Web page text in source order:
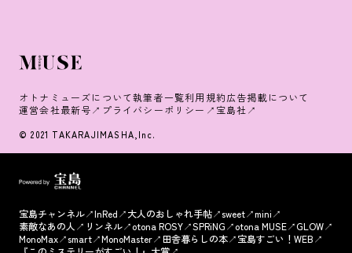
オトナミューズについて執筆者一覧利用規約広告掲載について
運営会社最新号 プライバシーポリシー 宝島社
© 2021 TAKARAJIMASHA,Inc.
宝島チャンネル InRed 大人のおしゃれ手帖 sweet
mini
素敵なあの人
リンネル otona ROSY SPRiNG otona MUSE
GLOW
MonoMax
smart MonoMaster 田舎暮らしの本
宝島すごい！WEB